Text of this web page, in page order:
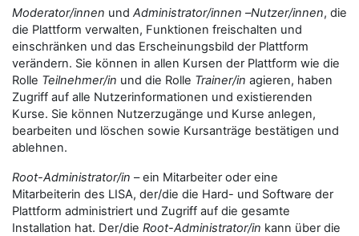
Moderator/innen und Administrator/innen –Nutzer/innen, die
die Plattform verwalten, Funktionen freischalten und
einschränken und das Erscheinungsbild der Plattform
verändern. Sie können in allen Kursen der Plattform wie die
Rolle Teilnehmer/in und die Rolle Trainer/in agieren, haben
Zugriff auf alle Nutzerinformationen und existierenden
Kurse. Sie können Nutzerzugänge und Kurse anlegen,
bearbeiten und löschen sowie Kursanträge bestätigen und
ablehnen.
Root-Administrator/in – ein Mitarbeiter oder eine
Mitarbeiterin des LISA, der/die die Hard- und Software der
Plattform administriert und Zugriff auf die gesamte
Installation hat. Der/die Root-Administrator/in kann über die